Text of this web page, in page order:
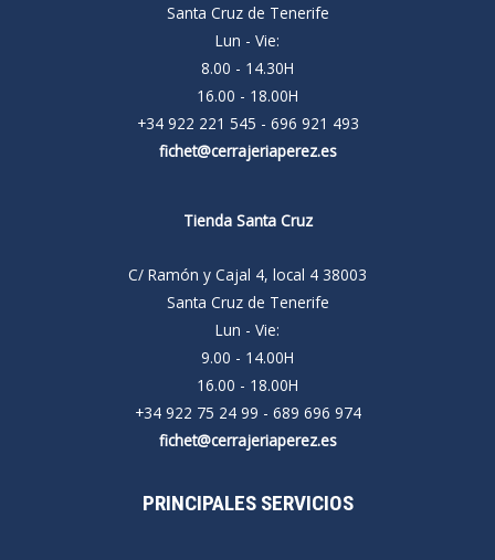
Santa Cruz de Tenerife
Lun - Vie:
8.00 - 14.30H
16.00 - 18.00H
+34 922 221 545 - 696 921 493
fichet@cerrajeriaperez.es
Tienda Santa Cruz
C/ Ramón y Cajal 4, local 4 38003
Santa Cruz de Tenerife
Lun - Vie:
9.00 - 14.00H
16.00 - 18.00H
+34 922 75 24 99 - 689 696 974
fichet@cerrajeriaperez.es
PRINCIPALES SERVICIOS